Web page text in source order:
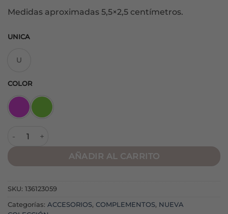
Medidas aproximadas 5,5×2,5 centímetros.
UNICA
U
COLOR
AÑADIR AL CARRITO
SKU: 136123059
Categorías: ACCESORIOS, COMPLEMENTOS, NUEVA